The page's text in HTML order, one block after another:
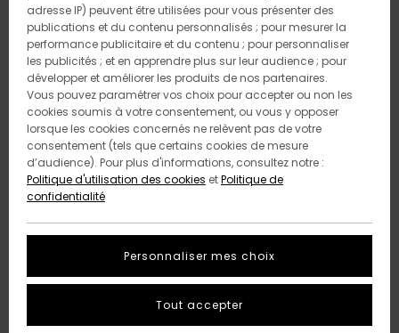
adresse IP) peuvent être utilisées pour vous présenter des
publications et du contenu personnalisés ; pour mesurer la
performance publicitaire et du contenu ; pour personnaliser
les publicités ; et en apprendre plus sur leur audience ; pour
développer et améliorer les produits de nos partenaires.
Vous pouvez paramétrer vos choix pour accepter ou non les
cookies soumis à votre consentement, ou vous y opposer
lorsque les cookies concernés ne relèvent pas de votre
consentement (tels que certains cookies de mesure
d’audience). Pour plus d'informations, consultez notre :
Politique d'utilisation des cookies etPolitique de
confidentialité
Personnaliser mes choix
Tout accepter